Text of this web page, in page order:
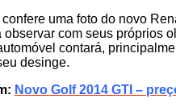
uma foto do novo
observar com seus próprios
contará,
desinge.
Novo Golf 2014 GTI –